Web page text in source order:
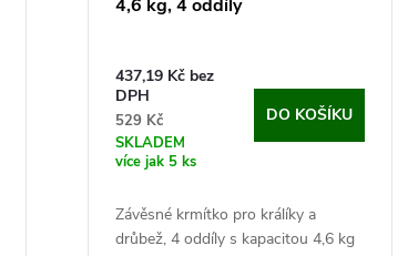
4,6 kg, 4 oddíly
437,19 Kč bez
DPH
529 Kč
SKLADEM
více jak 5 ks
DO KOŠÍKU
Závěsné krmítko pro králíky a
drůbež, 4 oddíly s kapacitou 4,6 kg